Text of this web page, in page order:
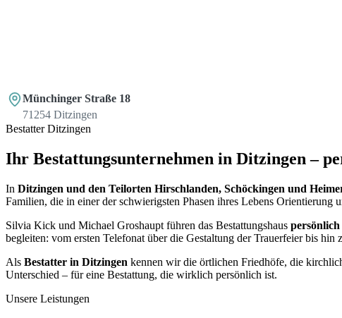
Münchinger Straße 18
71254 Ditzingen
Bestatter Ditzingen
Ihr Bestattungsunternehmen in Ditzingen –
In Ditzingen und den Teilorten Hirschlanden, Schöckingen und
Familien, die in einer der schwierigsten Phasen ihres Lebens Orientierung
Silvia Kick und Michael Groshaupt führen das Bestattungshaus
begleiten: vom ersten Telefonat über die Gestaltung der Trauerfeier bis
Als Bestatter in Ditzingen kennen wir die örtlichen Friedhöfe, die
Unterschied – für eine Bestattung, die wirklich persönlich ist.
Unsere Leistungen